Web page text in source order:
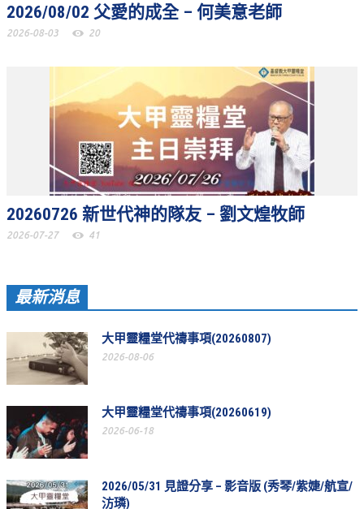
聚會剪影_2016年
聚會剪影_2014年
聚會剪影_2013年
教會節慶_2026年
教會節慶_2025年
教會節慶_2024年
教會節慶_2022年
教會節慶_2020年
教會節慶_2019年
教會節慶_2018年
教會節慶_2017年
教會節慶_2015年
2026/08/02 父愛的成全 – 何美意老師
2026-08-03 20
20260726 新世代神的隊友 – 劉文煌牧師
2026-07-27 41
最新消息
大甲靈糧堂代禱事項(20260807)
2026-08-06
大甲靈糧堂代禱事項(20260619)
2026-06-18
2026/05/31 見證分享 – 影音版 (秀琴/紫婕/航宣/
汸璘)